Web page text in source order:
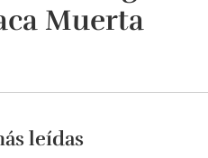
Muerta
leídas